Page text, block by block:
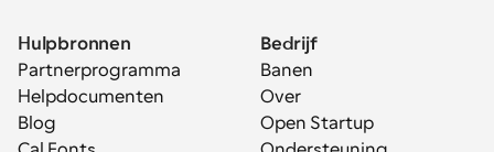
Hulpbronnen
Partnerprogramma
Helpdocumenten
Blog
Bedrijf
Banen
Over
Open Startup